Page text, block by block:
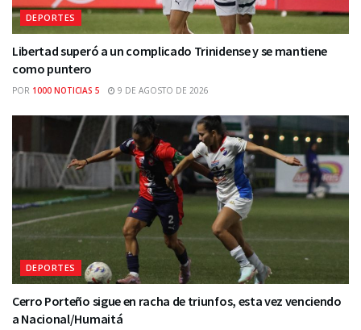
DEPORTES
Libertad superó a un complicado Trinidense y se mantiene
como puntero
POR 1000 NOTICIAS 5 9 DE AGOSTO DE 2026
DEPORTES
Cerro Porteño sigue en racha de triunfos, esta vez venciendo
a Nacional/Humaitá